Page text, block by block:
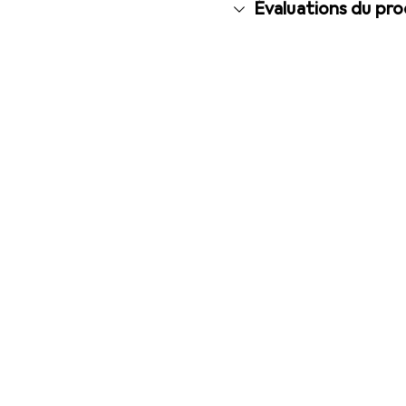
Évaluations du